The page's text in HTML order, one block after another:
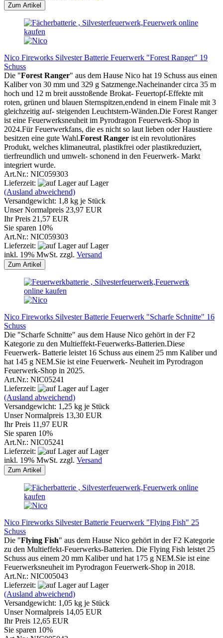
Zum Artikel
Nico Fireworks Silvester Batterie Feuerwerk "Forest Ranger" 19
Schuss
Die "Forest Ranger" aus dem Hause Nico hat 19 Schuss aus einen
Kaliber von 30 mm und 329 g Satzmenge.Nacheinander circa 35 m
hoch und 12 m breit ausstoßende Brokat- Feuertopf-Effekte mit
roten, grünen und blauen Sternspitzen,endend in einem Finale mit 3
gleichzeitig auf- steigenden Leuchtstern-Wänden.Die Forest Ranger
ist eine Feuerwerksneuheit im Pyrodragon Feuerwerk-Shop in
2024.Für Feuerwerkfans, die es nicht so laut lieben oder Haustiere
besitzen eine gute Wahl.Forest Ranger ist ein revolutionäres
Produkt, welches klimaneutral, plastikfrei oder plastikreduziert,
tierfreundlich und umwelt- schonend in den Feuerwerk- Markt
integriert wurde.
Art.Nr.: NIC059303
Lieferzeit:
auf Lager
(Ausland abweichend)
Versandgewicht: 1,8 kg je Stück
Unser Normalpreis 23,97 EUR
Ihr Preis 21,57 EUR
Sie sparen 10%
Art.Nr.: NIC059303
Lieferzeit:
auf Lager
inkl. 19% MwSt. zzgl. Versand
Zum Artikel
Nico Fireworks Silvester Batterie Feuerwerk "Scharfe Schnitte" 16
Schuss
Die "Scharfe Schnitte" aus dem Hause Nico gehört in der F2
Kategorie zu den Multieffekt-Feuerwerks-Batterien.Diese
Feuerwerk- Batterie leistet 16 Schuss aus einem 25 mm Kaliber und
hat 145 g NEM.Sie ist eine Feuerwerk- Neuheit im Pyrodragon
Feuerwerk-Shop in 2025.
Art.Nr.: NIC05241
Lieferzeit:
auf Lager
(Ausland abweichend)
Versandgewicht: 1,25 kg je Stück
Unser Normalpreis 13,30 EUR
Ihr Preis 11,97 EUR
Sie sparen 10%
Art.Nr.: NIC05241
Lieferzeit:
auf Lager
inkl. 19% MwSt. zzgl. Versand
Zum Artikel
Nico Fireworks Silvester Batterie Feuerwerk "Flying Fish" 25
Schuss
Die "Flying Fish" aus dem Hause Nico gehört in der F2 Kategorie
zu den Multieffekt-Feuerwerks-Batterien. Die Flying Fish leistet 25
Schuss aus einem 20 mm Kaliber und hat 175 g NEM.Sie ist eine
Feuerwerksneuheit im Pyrodragon Feuerwerk-Shop in 2018.
Art.Nr.: NIC005043
Lieferzeit:
auf Lager
(Ausland abweichend)
Versandgewicht: 1,05 kg je Stück
Unser Normalpreis 14,05 EUR
Ihr Preis 12,65 EUR
Sie sparen 10%